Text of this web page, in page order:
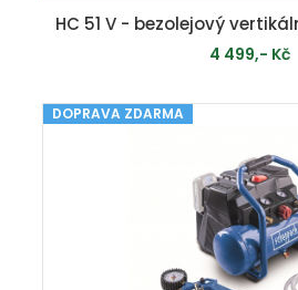
HC 51 V - bezolejový
4 499,- Kč
DOPRAVA ZDARMA